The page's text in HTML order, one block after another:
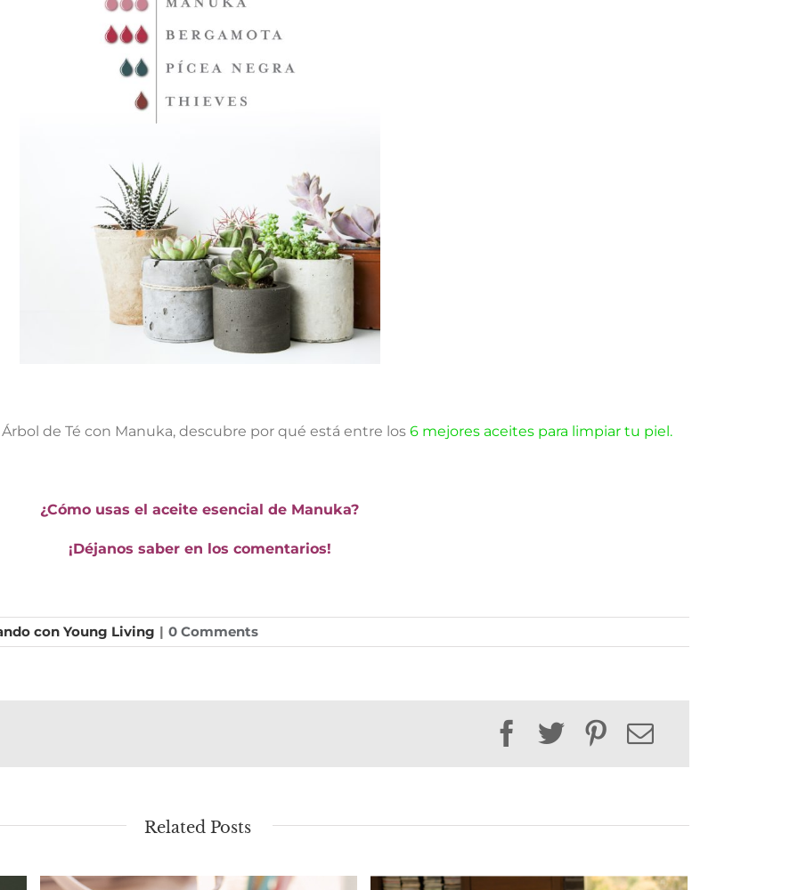
de Té con Manuka, descubre por qué está entre los 6 mejores aceites para limpiar tu piel.
¿Cómo usas el aceite esencial de Manuka?
¡Déjanos saber en los comentarios!
con Young Living | 0 Comments
Facebook
TwitterPinterest
Email
Related Posts